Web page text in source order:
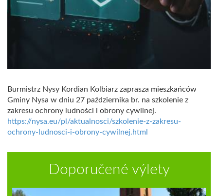
Burmistrz Nysy Kordian Kolbiarz zaprasza mieszkańców
Gminy Nysa w dniu 27 października br. na szkolenie z
zakresu ochrony ludności i obrony cywilnej.
https://nysa.eu/pl/aktualnosci/szkolenie-z-zakresu-
ochrony-ludnosci-i-obrony-cywilnej.html
Doporučené výlety